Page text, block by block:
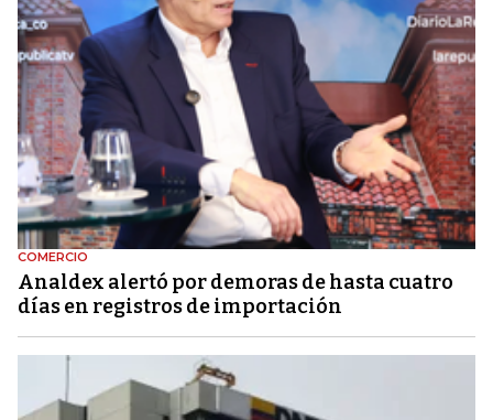
COMERCIO
Analdex alertó por demoras de hasta cuatro
días en registros de importación